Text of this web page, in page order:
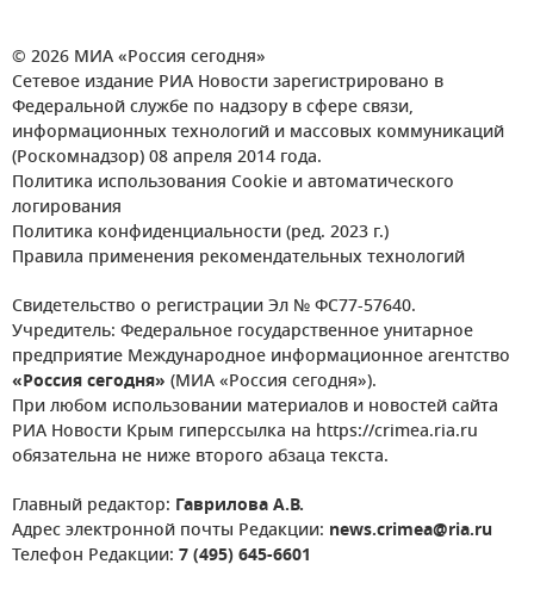
© 2026 МИА «Россия сегодня»
Сетевое издание РИА Новости зарегистрировано в
Федеральной службе по надзору в сфере связи,
информационных технологий и массовых коммуникаций
(Роскомнадзор) 08 апреля 2014 года.
Политика использования Cookie и автоматического
логирования
Политика конфиденциальности (ред. 2023 г.)
Правила применения рекомендательных технологий
Свидетельство о регистрации Эл № ФС77-57640.
Учредитель: Федеральное государственное унитарное
предприятие Международное информационное агентство
«Россия сегодня» (МИА «Россия сегодня»).
При любом использовании материалов и новостей сайта
РИА Новости Крым гиперссылка на https://crimea.ria.ru
обязательна не ниже второго абзаца текста.
Главный редактор: Гаврилова А.В.
Адрес электронной почты Редакции: news.crimea@ria.ru
Телефон Редакции: 7 (495) 645-6601